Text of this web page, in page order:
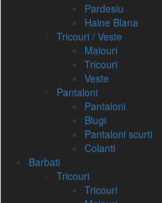
Pardesiu
Haine Blana
Tricouri / Veste
Maiouri
Tricouri
Veste
Pantaloni
Pantaloni
Blugi
Pantaloni scurti
Colanti
Barbati
Tricouri
Tricouri